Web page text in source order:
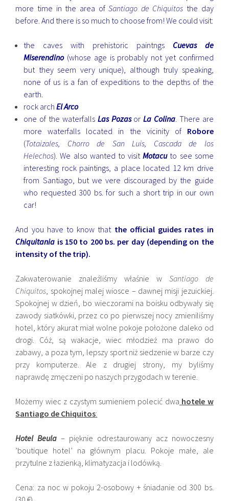
more time in the area ofSantiago de Chiquitos the day
before. And there is so much to choose from! We could visit:
the caves with prehistoric paintngs Cuevas de
Miserendino(whose age is probably not yet confirmed
but they seem very unique), although truly speaking,
none of us is a fan of expeditions to the depths of the
earth.
rock archEl Arco
one of the waterfalls Las Pozas orLa Colina . There are
more waterfalls located in the vicinity of Robore
(Totaizales, Chorro de San Luis, Cascada de los
Helechos). We also wanted to visitMotacuto see some
interesting rock paintings, a place located 12 km drive
from Santiago, but we vere discouraged by the guide
who requested 300 bs. for such a short trip in our own
car!
And you have to know that the official guides rates in
Chiquitania is 150 to 200 bs. per day (depending on the
intensity of the trip).
Zakwaterowanie znaleźliśmy właśnie w Santiago de
Chiquitos , spokojnej malej wiosce – dawnej misji jezuickiej.
Spokojnej w dzień, bo wieczorami na boisku odbywały się
zawody siatkówki, przez co po pierwszej nocy zmieniliśmy
hotel, który akurat miał wolne pokoje położone daleko od
drogi. Cóż, są wakacje, wiec młodzież ma prawo do
zabawy, a poza tym, lepszy sport niż siedzenie w barze czy
przy komputerze. Ale z drugiej strony, my byliśmy
naprawdę zmęczeni po naszych przygodach w terenie.
Możemy wiec z czystym sumieniem polecić dwa hotele w
Santiago de Chiquitos:
Hotel Beula – pięknie odrestaurowany acz nowoczesny
’boutique hotel’ na głównym placu. Pokoje małe, ale
przytulne z łazienką, klimatyzacja i lodówką.
Cena: za noc w pokoju 2-osobowy + śniadanie od 300 bs.